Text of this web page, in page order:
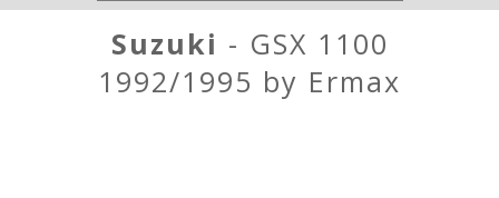
Suzuki - GSX 1100
1992/1995 by Ermax